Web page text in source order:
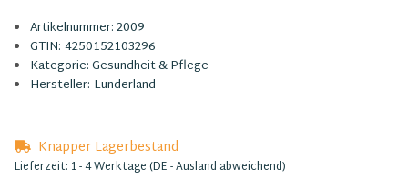
Artikelnummer:2009
GTIN: 4250152103296
Kategorie:Gesundheit & Pflege
Hersteller: Lunderland
Knapper Lagerbestand
Lieferzeit: 1 - 4 Werktage(DE - Ausland abweichend)